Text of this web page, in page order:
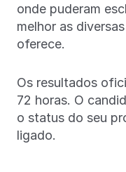
onde puderam
melhor as
oferece.
Os resultados
72 horas. O
o status do seu
ligado.